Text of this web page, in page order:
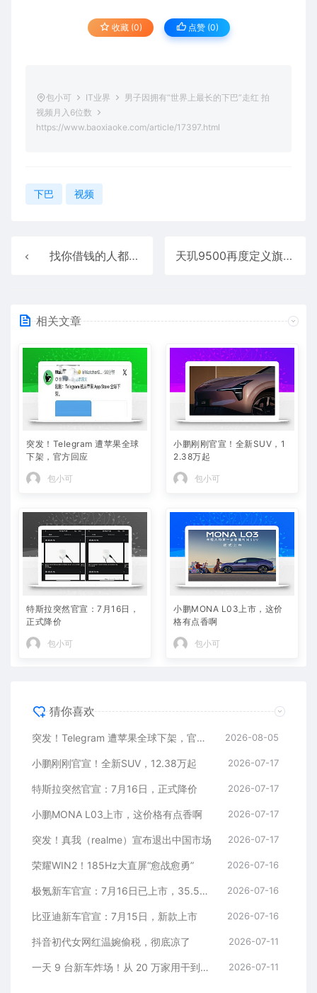
收藏 (0) 点赞 (0)
包小可 IT业界
男子因拥有“世界上最长的下巴”走红 拍
视频月入6位数
https://www.baoxiaoke.com/article/17397.html
下巴 视频
找你借钱的人都是什么人 天玑9500再度定义旗舰手机能效 GPU同性能下功耗接近腰斩！
相关文章
突发！Telegram 遭苹果全球
下架，官方回应
包小可
小鹏刚刚官宣！全新SUV，1
2.38万起
包小可
特斯拉突然官宣：7月16日，
正式降价
包小可
小鹏MONA L03上市，这价
格有点香啊
包小可
猜你喜欢
突发！Telegram 遭苹果全球下架，官方回应 2026-08-05
小鹏刚刚官宣！全新SUV，12.38万起 2026-07-17
特斯拉突然官宣：7月16日，正式降价 2026-07-17
小鹏MONA L03上市，这价格有点香啊 2026-07-17
突发！真我（realme）宣布退出中国市场 2026-07-17
荣耀WIN2！185Hz大直屏“愈战愈勇” 2026-07-16
极氪新车官宣：7月16日已上市，35.5万元起 2026-07-16
比亚迪新车官宣：7月15日，新款上市 2026-07-16
抖音初代女网红温婉偷税，彻底凉了 2026-07-11
一天 9 台新车炸场！从 20 万家用干到千万超跑，全价位全覆盖 2026-07-11